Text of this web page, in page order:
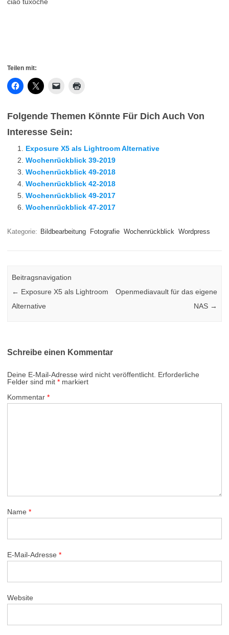
Teilen mit:
Folgende Themen Könnte Für Dich Auch Von
Interesse Sein:
Exposure X5 als Lightroom Alternative
Wochenrückblick 39-2019
Wochenrückblick 49-2018
Wochenrückblick 42-2018
Wochenrückblick 49-2017
Wochenrückblick 47-2017
Kategorie: Bildbearbeitung Fotografie Wochenrückblick Wordpress
Beitragsnavigation
← Exposure X5 als Lightroom
Alternative
Openmediavault für das eigene
NAS →
Schreibe einen Kommentar
Deine E-Mail-Adresse wird nicht veröffentlicht. Erforderliche
Felder sind mit * markiert
Kommentar *
Name *
E-Mail-Adresse *
Website